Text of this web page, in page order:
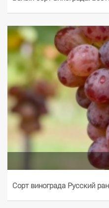
Сорт винограда Русский